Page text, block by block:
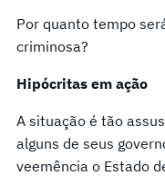
Por quanto tempo
criminosa?
Hipócritas em ação
A situação é tão
alguns de seus
veemência o Estado